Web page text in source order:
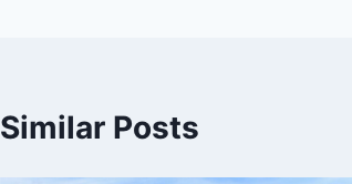
Similar Posts